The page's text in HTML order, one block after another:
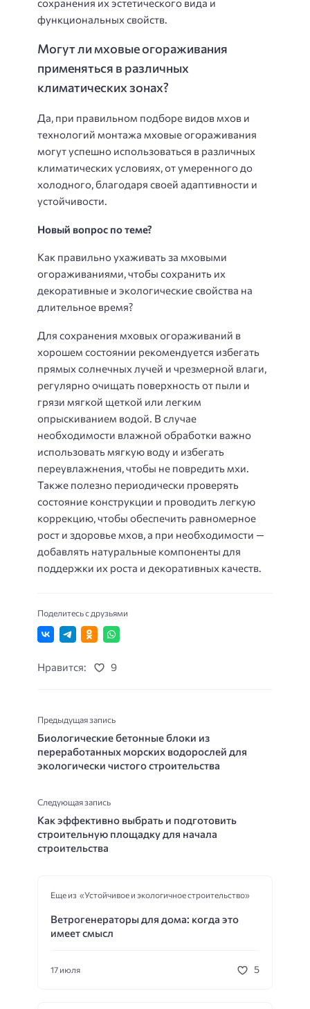
функциональных свойств.
Могут ли мховые огораживания
применяться в различных
климатических зонах?
Да, при правильном подборе видов мхов и
технологий монтажа мховые огораживания
могут успешно использоваться в различных
климатических условиях, от умеренного до
холодного, благодаря своей адаптивности и
устойчивости.
Новый вопрос по теме?
Как правильно ухаживать за мховыми
огораживаниями, чтобы сохранить их
декоративные и экологические свойства на
длительное время?
Для сохранения мховых огораживаний в
хорошем состоянии рекомендуется избегать
прямых солнечных лучей и чрезмерной влаги,
регулярно очищать поверхность от пыли и
грязи мягкой щеткой или легким
опрыскиванием водой. В случае
необходимости влажной обработки важно
использовать мягкую воду и избегать
переувлажнения, чтобы не повредить мхи.
Также полезно периодически проверять
состояние конструкции и проводить легкую
коррекцию, чтобы обеспечить равномерное
рост и здоровье мхов, а при необходимости —
добавлять натуральные компоненты для
поддержки их роста и декоративных качеств.
Поделитесь с друзьями
Нравится: 9
Предыдущая запись
Биологические бетонные блоки из
переработанных морских водорослей для
экологически чистого строительства
Следующая запись
Как эффективно выбрать и подготовить
строительную площадку для начала
строительства
Еще из «Устойчивое и экологичное строительство»
Ветрогенераторы для дома: когда это
имеет смысл
17 июля 5